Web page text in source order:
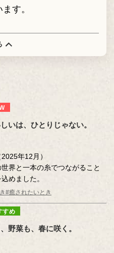
す。
いは、ひとりじゃない。
年12月）
界と一本の糸でつながること
めました。
#癒されたいとき
すめ
野菜も、春に咲く。